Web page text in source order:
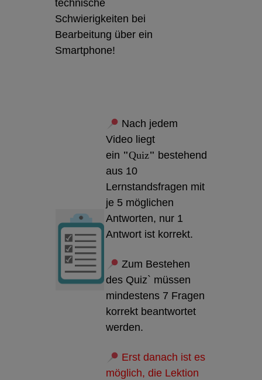
technische
Schwierigkeiten bei
Bearbeitung über ein
Smartphone!
Nach jedem
Video liegt
ein "Quiz" bestehend
aus 10
Lernstandsfragen mit
je 5 möglichen
Antworten, nur 1
Antwort ist korrekt.
Zum Bestehen
des Quiz` müssen
mindestens 7 Fragen
korrekt beantwortet
werden.
Erst danach ist es
möglich, die Lektion